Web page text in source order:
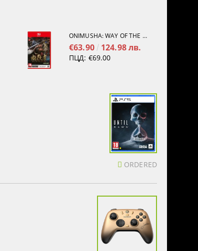
ONIMUSHA: WAY OF THE SWORD [NINTENDO SWITCH 2]
€63.90 124.98 лв.
ПЦД: €69.00
ORDERED